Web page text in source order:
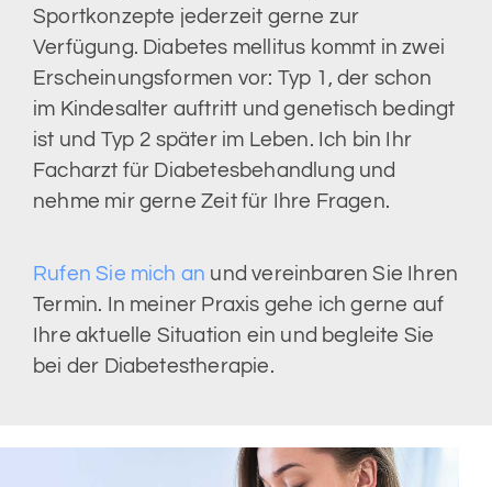
Sportkonzepte jederzeit gerne zur
Verfügung. Diabetes mellitus kommt in zwei
Erscheinungsformen vor: Typ 1, der schon
im Kindesalter auftritt und genetisch bedingt
ist und Typ 2 später im Leben. Ich bin Ihr
Facharzt für Diabetesbehandlung und
nehme mir gerne Zeit für Ihre Fragen.
Rufen Sie mich an und vereinbaren Sie Ihren
Termin. In meiner Praxis gehe ich gerne auf
Ihre aktuelle Situation ein und begleite Sie
bei der Diabetestherapie.